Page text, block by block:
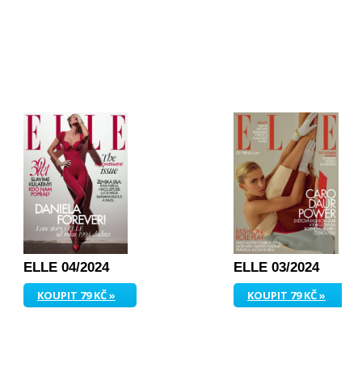
ELLE 04/2024
KOUPIT 79 KČ »
ELLE 03/2024
KOUPIT 79 KČ »